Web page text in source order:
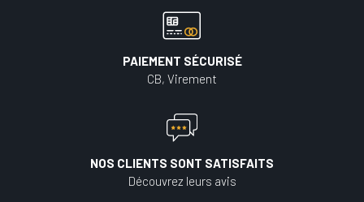
PAIEMENT SÉCURISÉ
CB, Virement
NOS CLIENTS SONT SATISFAITS
Découvrez leurs avis